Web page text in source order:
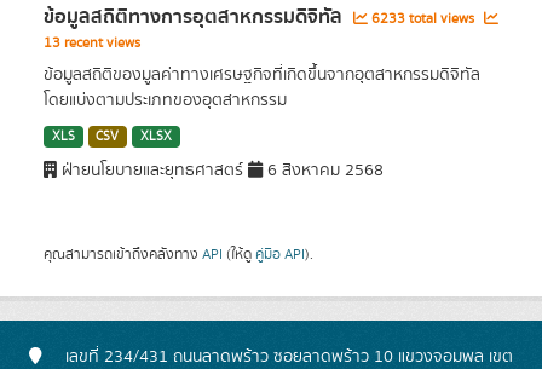
ข้อมูลสถิติทางการอุตสาหกรรมดิจิทัล
6233 total views
13 recent views
ข้อมูลสถิติของมูลค่าทางเศรษฐกิจที่เกิดขึ้นจากอุตสาหกรรมดิจิทัล
โดยแบ่งตามประเภทของอุตสาหกรรม
XLS CSV XLSX
ฝ่ายนโยบายและยุทธศาสตร์ 6 สิงหาคม 2568
คุณสามารถเข้าถึงคลังทาง API (ให้ดู คู่มือ API).
เลขที่ 234/431 ถนนลาดพร้าว ซอยลาดพร้าว 10 แขวงจอมพล เขต